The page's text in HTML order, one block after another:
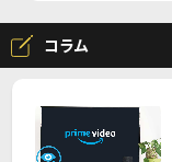
コラム